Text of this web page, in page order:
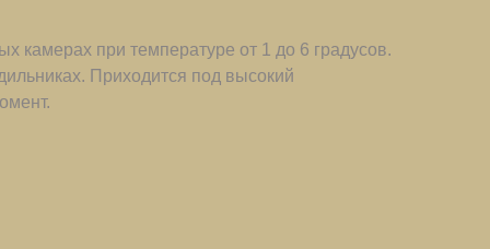
камерах при температуре от 1 до 6 градусов.
Приходится под высокий